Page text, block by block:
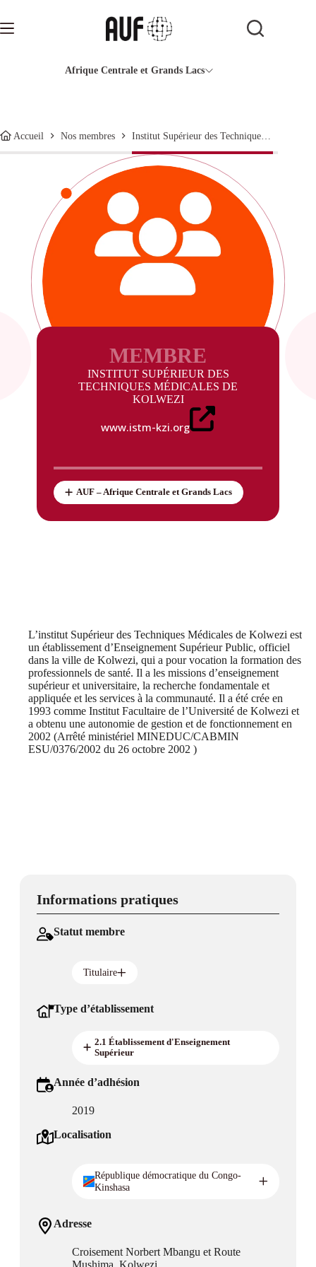
contenu
Afrique Centrale et Grands Lacs
Accueil Nos membres
MEMBRE
INSTITUT SUPÉRIEUR DES
TECHNIQUES MÉDICALES DE
KOLWEZI
www.istm-kzi.org
AUF – Afrique Centrale et Grands Lacs
L’institut Supérieur des Techniques Médicales de Kolwezi est
un établissement d’Enseignement Supérieur Public, officiel
dans la ville de Kolwezi, qui a pour vocation la formation des
professionnels de santé. Il a les missions d’enseignement
supérieur et universitaire, la recherche fondamentale et
appliquée et les services à la communauté. Il a été crée en
1993 comme Institut Facultaire de l’Université de Kolwezi et
a obtenu une autonomie de gestion et de fonctionnement en
2002 (Arrêté ministériel MINEDUC/CABMIN
ESU/0376/2002 du 26 octobre 2002 )
Informations pratiques
Statut membre
Titulaire
Type d’établissement
2.1 Établissement d'Enseignement
Supérieur
Année d’adhésion
2019
Localisation
République démocratique du Congo-
Kinshasa
Adresse
Croisement Norbert Mbangu et Route
Mushima, Kolwezi